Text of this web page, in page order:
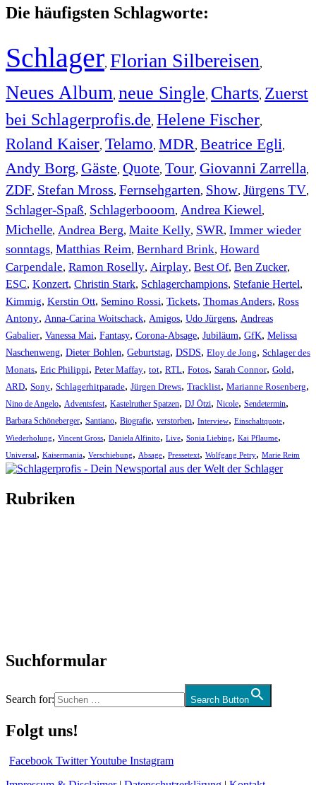
Die häufigsten Schlagworte:
Schlager, Florian Silbereisen,
Neues Album, neue Single, Charts, Zuerst
bei Schlagerprofis.de, Helene Fischer,
Roland Kaiser, Telamo, MDR, Beatrice Egli,
Andy Borg, Gäste, Quote, Tour, Giovanni Zarrella,
ZDF, Stefan Mross, Fernsehgarten, Show, Jürgens TV,
Schlager-Spaß, Schlagerbooom, Andrea Kiewel,
Michelle, Andrea Berg, Maite Kelly, SWR, Immer wieder
sonntags, Matthias Reim, Bernhard Brink, Howard
Carpendale, Ramon Roselly, Airplay, Best Of, Ben Zucker,
ESC, Konzert, Christin Stark, Schlagerchampions, Stefanie Hertel,
Kimmig, Kerstin Ott, Semino Rossi, Tickets, Thomas Anders, Ross
Antony, Anna-Carina Woitschack, Amigos, Udo Jürgens, Andreas
Gabalier, Vanessa Mai, Fantasy, Corona-Absage, Jubiläum, GfK, Melissa
Naschenweng, Dieter Bohlen, Geburtstag, DSDS, Eloy de Jong, Schlager des
Monats, Eric Philippi, Peter Maffay, tot, RTL, Fotos, Sarah Connor, Gold,
ARD, Sony, Schlagerhitparade, Jürgen Drews, Tracklist, Marianne Rosenberg,
Nino de Angelo, Adventsfest, Kastelruther Spatzen, DJ Ötzi, Nicole, Sendetermin,
Barbara Schöneberger, Santiano, Biografie, verstorben, Interview, Einschaltquote,
Wiederholung, Vincent Gross, Daniela Alfinito, Live, Sonia Liebing, Kai Pflaume,
Universal, Kaisermania, Verschiebung, Absage, Pressetext, Wolfgang Petry, Marie Reim
Rubriken
Suchformular
Search for: Search Button
Folgt uns!
Facebook TwitterYoutube Instagram